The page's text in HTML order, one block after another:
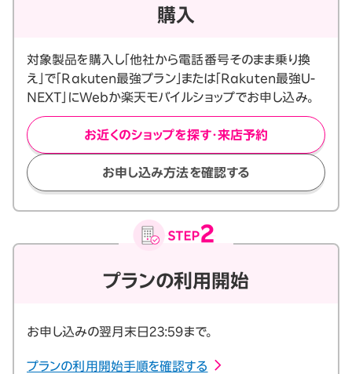
購入
対象製品を購入し「他社から電話番号そのまま乗り換
え」で「Rakuten最強プラン」または「Rakuten最強U-
NEXT」にWebか楽天モバイルショップでお申し込み。
お近くのショップを探す・来店予約
お申し込み方法を確認する
プランの利用開始
お申し込みの翌月末日23:59まで。
プランの利用開始手順を確認する